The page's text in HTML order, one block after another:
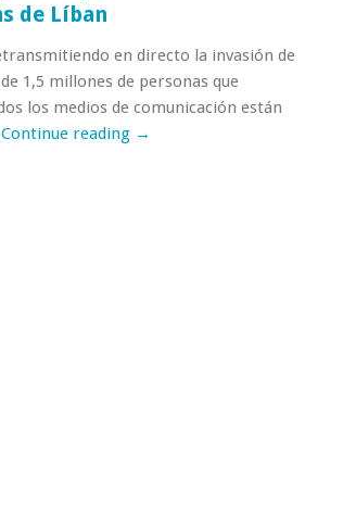
de Líban
en directo la invasión de
1,5 millones de personas que
los medios de comunicación están
Continue reading →